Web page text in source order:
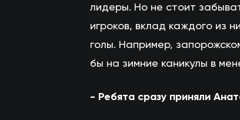
лидеры. Но не стоит
игроков, вклад каждого из
голы. Например,
бы на зимние каникулы в
- Ребята сразу приняли